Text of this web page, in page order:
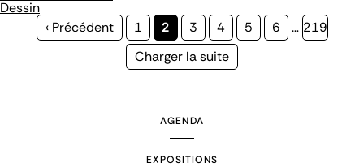
Dessin
Page
‹ Précédent Page
1
Page
courante
2 Page
3 Page
4 Page
5 Page
6 … Page
219
Page
Charger la suite
AGENDA
EXPOSITIONS